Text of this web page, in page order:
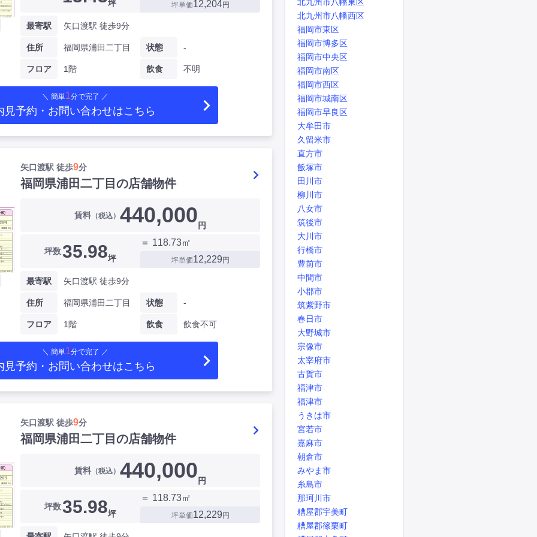
坪 坪単価12,204円
最寄駅 矢口渡駅 徒歩9分
住所 福岡県浦田二丁目
フロア 1階
状態 -
飲食 不明
＼ 簡単1分で完了 ／
見予約・お問い合わせはこちら
矢口渡駅 徒歩9分
福岡県浦田二丁目の店舗物件
賃料 （税込） 440,000 円
坪数35.98坪
＝ 118.73㎡
坪単価12,229 円
最寄駅 矢口渡駅 徒歩9分
住所 福岡県浦田二丁目
フロア 1階
状態 -
飲食 飲食不可
＼ 簡単1分で完了 ／
見予約・お問い合わせはこちら
矢口渡駅 徒歩9分
福岡県浦田二丁目の店舗物件
賃料 （税込） 440,000 円
坪数35.98坪
＝ 118.73㎡
坪単価12,229 円
北九州市八幡西区
福岡市東区
福岡市博多区
福岡市中央区
福岡市南区
福岡市西区
福岡市城南区
福岡市早良区
大牟田市
久留米市
直方市
飯塚市
田川市
柳川市
八女市
筑後市
大川市
行橋市
豊前市
中間市
小郡市
筑紫野市
春日市
大野城市
宗像市
太宰府市
古賀市
福津市
福津市
うきは市
宮若市
嘉麻市
朝倉市
みやま市
糸島市
那珂川市
糟屋郡宇美町
糟屋郡篠栗町